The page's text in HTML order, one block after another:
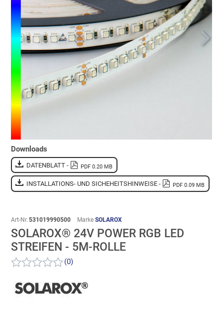

Downloads
DATENBLATT - PDF 0.20 MB
INSTALLATIONS- UND SICHEHEITSHINWEISE - PDF 0.09 MB
Art-Nr. 531019990500 Marke SOLAROX
SOLAROX® 24V POWER RGB LED
STREIFEN - 5M-ROLLE
(0)